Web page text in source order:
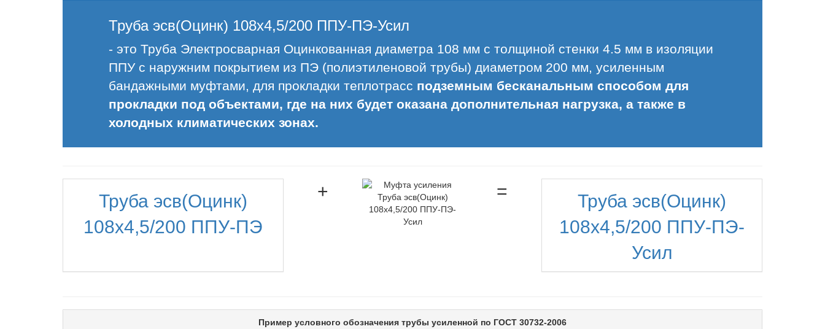
Труба эсв(Оцинк) 108х4,5/200 ППУ-ПЭ-Усил
- это Труба Электросварная Оцинкованная диаметра 108 мм с толщиной стенки 4.5 мм в изоляции
ППУ с наружним покрытием из ПЭ (полиэтиленовой трубы) диаметром 200 мм, усиленным
бандажными муфтами, для прокладки теплотрасс подземным бесканальным способом для
прокладки под объектами, где на них будет оказана дополнительная нагрузка, а также в
холодных климатических зонах.
Труба эсв(Оцинк)
108х4,5/200 ППУ-ПЭ
+ =
Труба эсв(Оцинк)
108х4,5/200 ППУ-ПЭ-
Усил
Пример условного обозначения трубы усиленной по ГОСТ 30732-2006